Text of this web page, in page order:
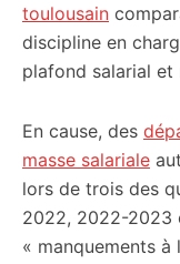
toulousain
discipline en
plafond salarial et
En cause, des
masse salariale
lors de trois des
2022, 2022-2023
« manquements à